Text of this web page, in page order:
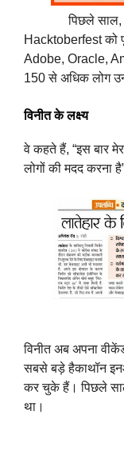
पिछले साल,
Hacktoberfest को
Adobe, Oracle,
150 से अधिक लोग
विनीत के लक्ष्य
वे कहते हैं, “इस बार
लोगों की मदद करना
विनीत अब अपना
सबसे बड़े हैकाथॉन
कर चुके हैं। पिछले साल
था।